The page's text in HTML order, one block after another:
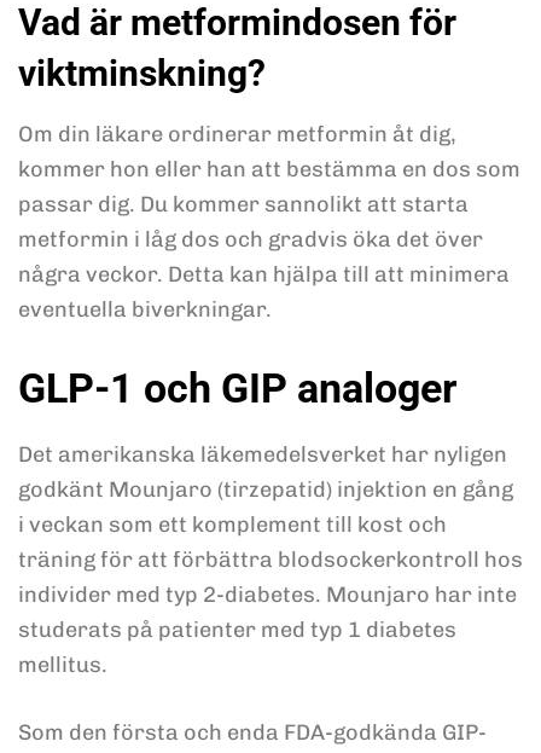
Vad är metformindosen för
viktminskning?
Om din läkare ordinerar metformin åt dig,
kommer hon eller han att bestämma en dos som
passar dig. Du kommer sannolikt att starta
metformin i låg dos och gradvis öka det över
några veckor. Detta kan hjälpa till att minimera
eventuella biverkningar.
GLP-1 och GIP analoger
Det amerikanska läkemedelsverket har nyligen
godkänt Mounjaro (tirzepatid) injektion en gång
i veckan som ett komplement till kost och
träning för att förbättra blodsockerkontroll hos
individer med typ 2-diabetes. Mounjaro har inte
studerats på patienter med typ 1 diabetes
mellitus.
Som den första och enda FDA-godkända GIP-